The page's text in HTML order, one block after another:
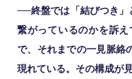
──終盤では「結びつき」
繋がっているのかを訴
で、それまでの一見脈絡
現れている。その構成が